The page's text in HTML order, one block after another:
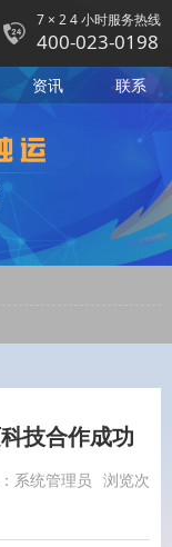
7 × 2 4 小时服务热线
400-023-0198
资讯 联系
技合作成功
系统管理员 浏览次